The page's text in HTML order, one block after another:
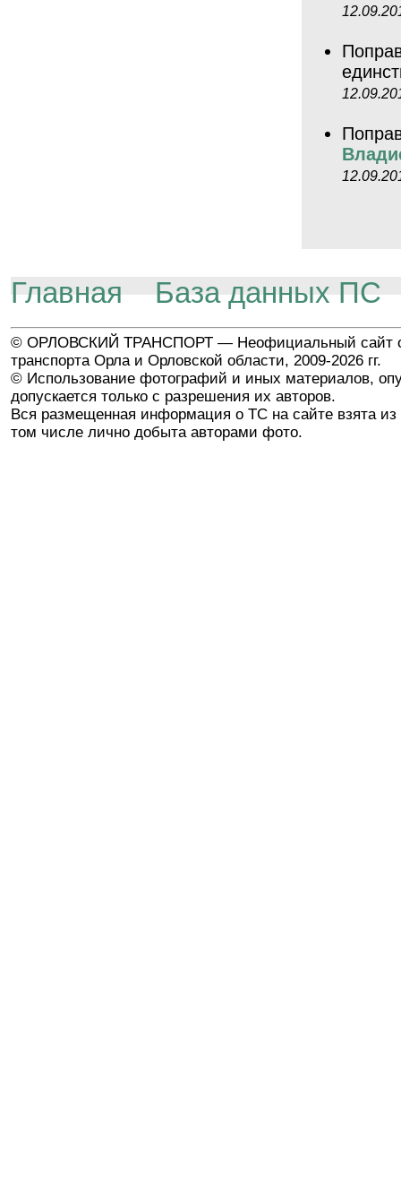
Главная База данных ПС
© ОРЛОВСКИЙ ТРАНСПОРТ — Неофициальный сайт
транспорта Орла и Орловской области, 2009-2026 гг.
© Использование фотографий и иных материалов,
допускается только с разрешения их авторов.
Вся размещенная информация о ТС на сайте взята из
том числе лично добыта авторами фото.